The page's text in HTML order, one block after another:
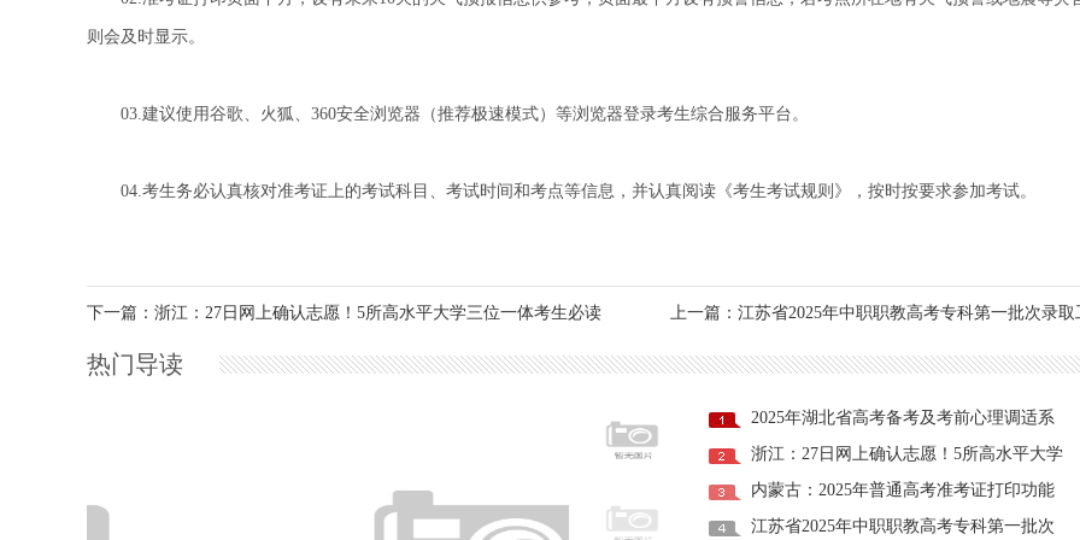
则会及时显示。
03.建议使用谷歌、火狐、360安全浏览器（推荐极速模式）等浏览器登录考生综合服务平台。
04.考生务必认真核对准考证上的考试科目、考试时间和考点等信息，并认真阅读《考生考试规则》，按时按要求参加考试。
上一篇：江苏省2025年中职职教高考专科第一批次录取
下一篇：浙江：27日网上确认志愿！5所高水平大学三位一体考生必读
热门导读
2025年湖北省高考备考及考前心理调适系
浙江：27日网上确认志愿！5所高水平大学
内蒙古：2025年普通高考准考证打印功能
江苏省2025年中职职教高考专科第一批次